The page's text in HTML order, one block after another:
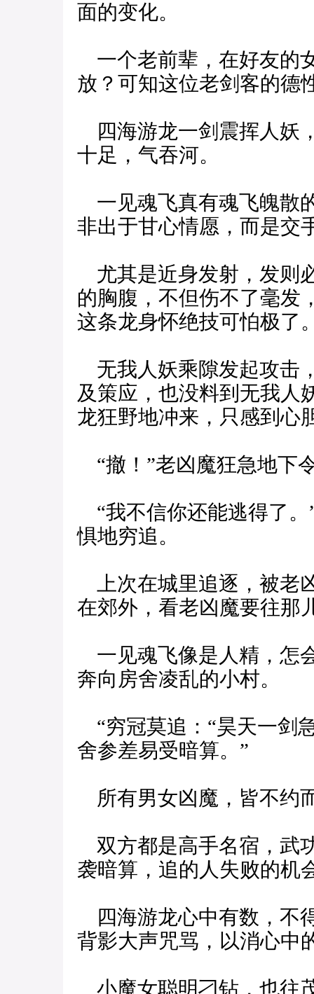
面的变化。
一个老前辈，在好友的
放？可知这位老剑客的德
四海游龙一剑震挥人妖
十足，气吞河。
一见魂飞真有魂飞魄散
非出于甘心情愿，而是交
尤其是近身发射，发则
的胸腹，不但伤不了毫发
这条龙身怀绝技可怕极了
无我人妖乘隙发起攻击
及策应，也没料到无我人
龙狂野地冲来，只感到心
“撤！”老凶魔狂急地下
“我不信你还能逃得了。
惧地穷追。
上次在城里追逐，被老
在郊外，看老凶魔要往那
一见魂飞像是人精，怎
奔向房舍凌乱的小村。
“穷冠莫追：“昊天一剑
舍参差易受暗算。”
所有男女凶魔，皆不约
双方都是高手名宿，武
袭暗算，追的人失败的机
四海游龙心中有数，不
背影大声咒骂，以消心中
小魔女聪明刁钻，也往